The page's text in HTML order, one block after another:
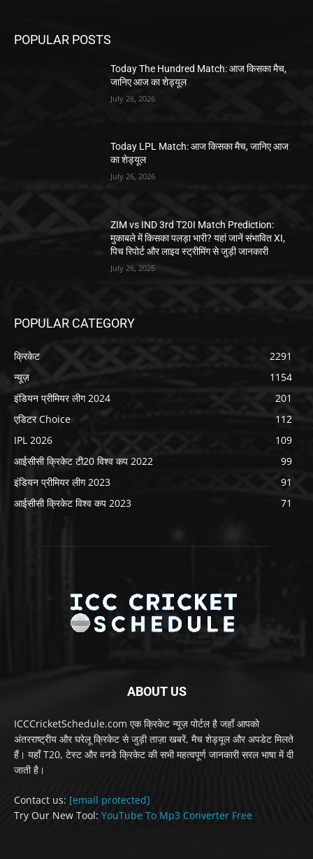
POPULAR POSTS
Today The Hundred Match: आज किसका मैच,
जानिए आज का शेड्यूल
July 26, 2026
Today LPL Match: आज किसका मैच, जानिए आज
का शेड्यूल
July 26, 2026
ZIM vs IND 3rd T20I Match Prediction:
मुकाबले में किसका पलड़ा भारी? यहां जानें संभावित XI,
पिच रिपोर्ट और लाइव स्ट्रीमिंग से जुड़ी जानकारी
July 26, 2026
POPULAR CATEGORY
क्रिकेट
2291
न्यूज़
1154
इंडियन प्रीमियर लीग 2024
201
एडिटर Choice
112
IPL 2026
109
आईसीसी क्रिकेट टी20 विश्व कप 2022
99
इंडियन प्रीमियर लीग 2023
91
आईसीसी क्रिकेट विश्व कप 2023
71
ABOUT US
ICCCricketSchedule.com एक क्रिकेट न्यूज़ पोर्टल है जहाँ आपको
अंतरराष्ट्रीय और घरेलू क्रिकेट से जुड़ी ताज़ा खबरें, मैच शेड्यूल और अपडेट मिलते
हैं। यहाँ T20, टेस्ट और वनडे क्रिकेट की सभी महत्वपूर्ण जानकारी सरल भाषा में दी
जाती है।
Contact us: [email protected]
Try Our New Tool: YouTube To Mp3 Converter Free